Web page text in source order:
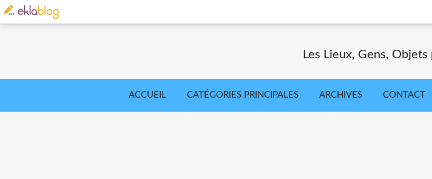
Les Lieux, Gens,
ACCUEIL CATÉGORIES PRINCIPALES ARCHIVES CONTACT